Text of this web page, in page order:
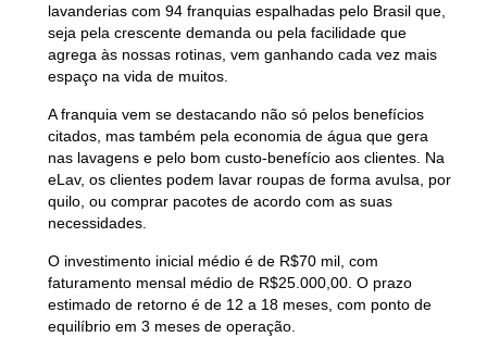
lavanderias com 94 franquias espalhadas pelo Brasil que,
seja pela crescente demanda ou pela facilidade que
agrega às nossas rotinas, vem ganhando cada vez mais
espaço na vida de muitos.
A franquia vem se destacando não só pelos benefícios
citados, mas também pela economia de água que gera
nas lavagens e pelo bom custo-benefício aos clientes. Na
eLav, os clientes podem lavar roupas de forma avulsa, por
quilo, ou comprar pacotes de acordo com as suas
necessidades.
O investimento inicial médio é de R$70 mil, com
faturamento mensal médio de R$25.000,00. O prazo
estimado de retorno é de 12 a 18 meses, com ponto de
equilíbrio em 3 meses de operação.